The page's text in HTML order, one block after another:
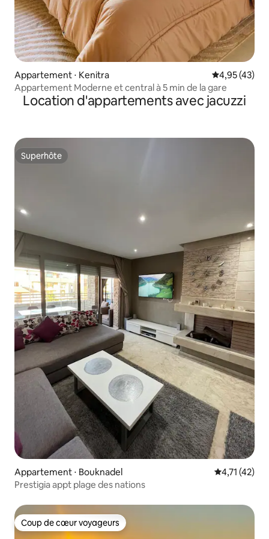
Appartement ⋅ Kenitra Évaluation
4,95 (43)
Appartement Moderne et central à 5 min de la gare
Location d'appartements avec jacuzzi
Superhôte
Superhôte
Appartement ⋅ Bouknadel Évaluation
4,71 (42)
Prestigia appt plage des nations
Coup de cœur voyageurs
Coup de cœur voyageurs